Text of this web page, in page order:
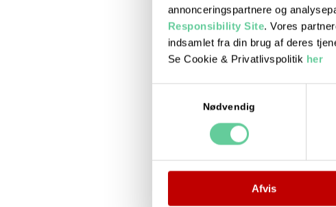
annonceringspartnere og
Responsibility Site. Vores
indsamlet fra din brug af deres
Se Cookie & Privatlivspolitik her
Nødvendig
Afvis